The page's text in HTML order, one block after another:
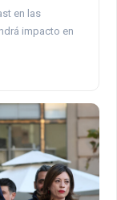
en las
impacto en